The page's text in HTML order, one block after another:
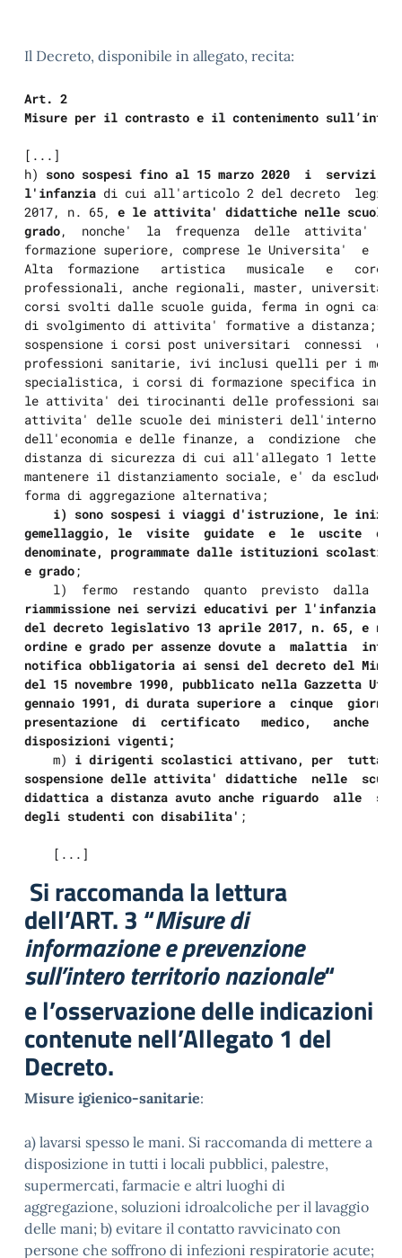
Il Decreto, disponibile in allegato, recita:
Art. 2
Misure per il contrasto e il contenimento
[...]
h) sono sospesi fino al 15 marzo 2020  i  servizi
l'infanzia di cui all'articolo 2 del decreto
2017, n. 65, e le attivita' didattiche nelle scuole
grado,  nonche'  la  frequenza  delle  attivita'
formazione superiore, comprese le Universita'  e
Alta  formazione   artistica   musicale   e
professionali, anche regionali, master,
corsi svolti dalle scuole guida, ferma in ogni
di svolgimento di attivita' formative a distanza;
sospensione i corsi post universitari  connessi
professioni sanitarie, ivi inclusi quelli per i
specialistica, i corsi di formazione specifica in
le attivita' dei tirocinanti delle professioni
attivita' delle scuole dei ministeri dell'interno e
dell'economia e delle finanze, a  condizione  che
distanza di sicurezza di cui all'allegato 1
mantenere il distanziamento sociale, e' da
forma di aggregazione alternativa;
i) sono sospesi i viaggi d'istruzione, le
gemellaggio, le  visite  guidate  e  le  uscite
denominate, programmate dalle istituzioni
e grado;
l)  fermo  restando  quanto  previsto  dalla
riammissione nei servizi educativi per l'infanzia
del decreto legislativo 13 aprile 2017, n. 65, e
ordine e grado per assenze dovute a  malattia
notifica obbligatoria ai sensi del decreto del
del 15 novembre 1990, pubblicato nella Gazzetta
gennaio 1991, di durata superiore a  cinque
presentazione  di  certificato   medico,   anche
disposizioni vigenti;
    m)
i dirigenti scolastici attivano, per  tutta
sospensione delle attivita' didattiche  nelle
didattica a distanza avuto anche riguardo  alle
degli studenti con disabilita' ;
    [...]
Si raccomanda la lettura
dell’ART. 3 “Misure di
informazione e prevenzione
sull’intero territorio nazionale“
e l’osservazione delle indicazioni
contenute nell’Allegato 1 del
Decreto.
Misure igienico-sanitarie:
a) lavarsi spesso le mani. Si raccomanda di mettere a
disposizione in tutti i locali pubblici, palestre,
supermercati, farmacie e altri luoghi di
aggregazione, soluzioni idroalcoliche per il lavaggio
delle mani; b) evitare il contatto ravvicinato con
persone che soffrono di infezioni respiratorie acute;